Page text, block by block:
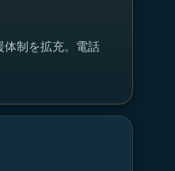
体制を拡充。電話